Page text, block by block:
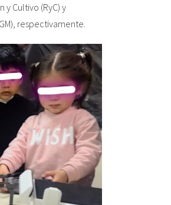
Cultivo (RyC) y
respectivamente.